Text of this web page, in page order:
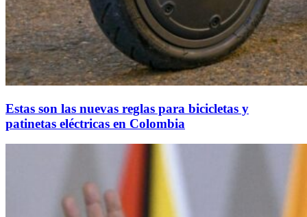
Estas son las nuevas reglas para bicicletas y
patinetas eléctricas en Colombia